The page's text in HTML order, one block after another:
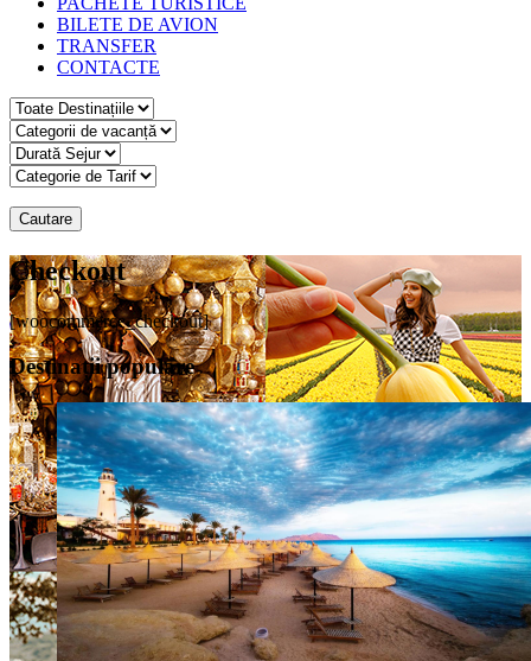
BILETE DE AVION
TRANSFER
CONTACTE
Cautare
Checkout
[woocommerce_checkout]
Destinații populare